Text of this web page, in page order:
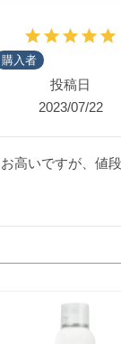
購入者
投稿日
2023/07/22
お高いですが、値